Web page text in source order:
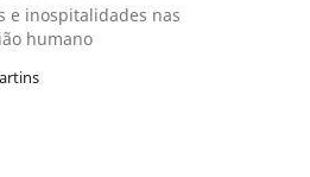
e inospitalidades nas
humano